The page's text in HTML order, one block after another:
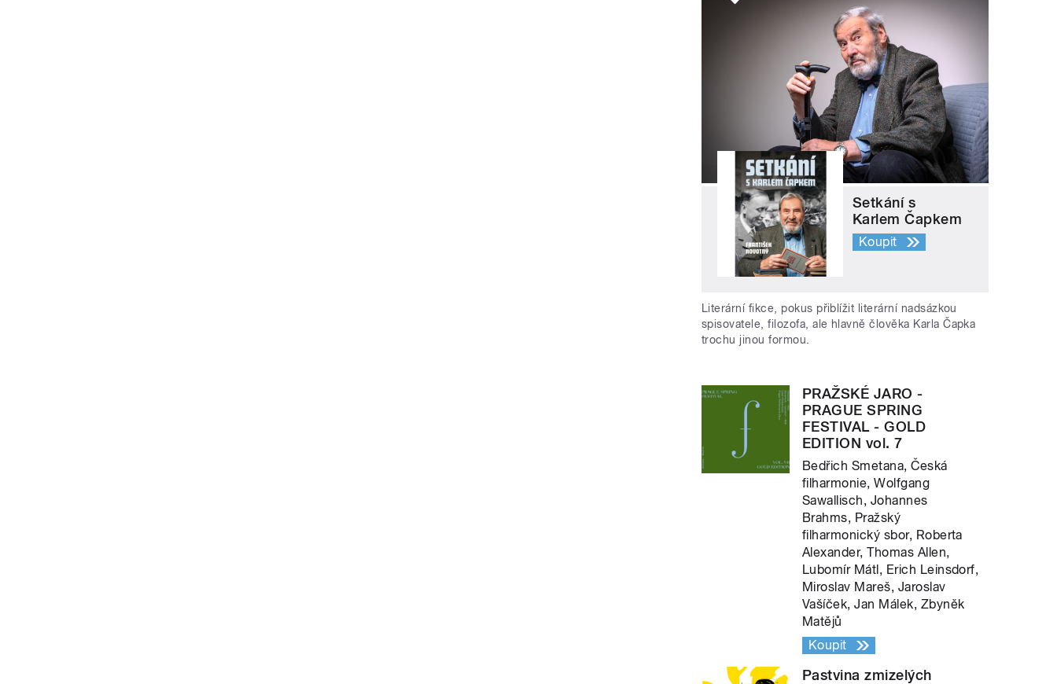
Setkání s
Karlem Čapkem
Koupit
Literární fikce, pokus přiblížit literární nadsázkou
spisovatele, filozofa, ale hlavně člověka Karla Čapka
trochu jinou formou.
PRAŽSKÉ JARO -
PRAGUE SPRING
FESTIVAL - GOLD
EDITION vol. 7
Bedřich Smetana, Česká
filharmonie, Wolfgang
Sawallisch, Johannes
Brahms, Pražský
filharmonický sbor, Roberta
Alexander, Thomas Allen,
Lubomír Mátl, Erich Leinsdorf,
Miroslav Mareš, Jaroslav
Vašíček, Jan Málek, Zbyněk
Matějů
Koupit
Pastvina zmizelých